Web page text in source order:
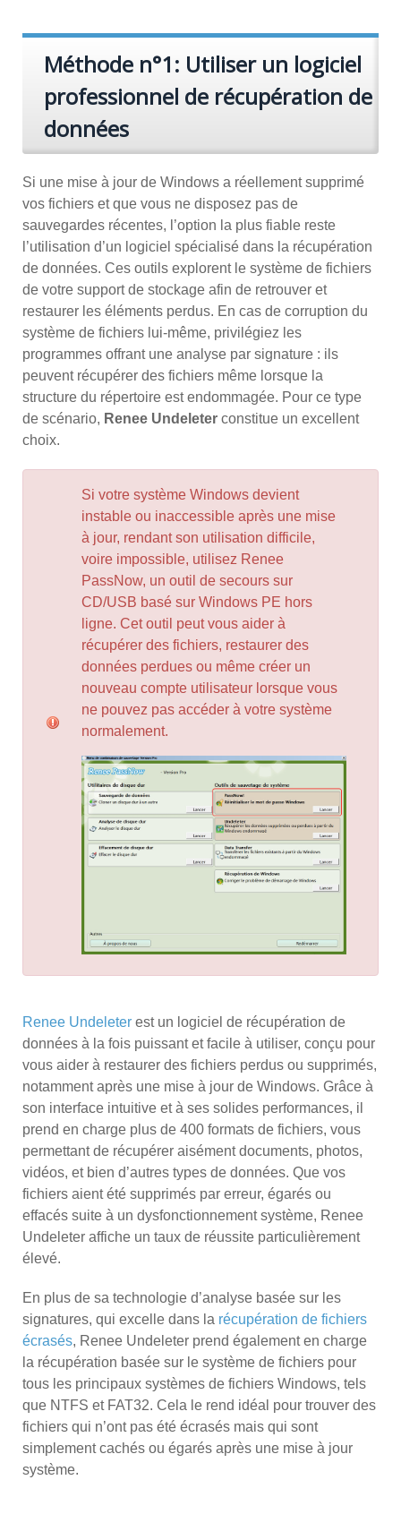
Méthode n°1: Utiliser un logiciel
professionnel de récupération de
données
Si une mise à jour de Windows a réellement supprimé
vos fichiers et que vous ne disposez pas de
sauvegardes récentes, l’option la plus fiable reste
l’utilisation d’un logiciel spécialisé dans la récupération
de données. Ces outils explorent le système de fichiers
de votre support de stockage afin de retrouver et
restaurer les éléments perdus. En cas de corruption du
système de fichiers lui-même, privilégiez les
programmes offrant une analyse par signature : ils
peuvent récupérer des fichiers même lorsque la
structure du répertoire est endommagée. Pour ce type
de scénario, Renee Undeleter constitue un excellent
choix.
Si votre système Windows devient
instable ou inaccessible après une mise
à jour, rendant son utilisation difficile,
voire impossible, utilisez Renee
PassNow, un outil de secours sur
CD/USB basé sur Windows PE hors
ligne. Cet outil peut vous aider à
récupérer des fichiers, restaurer des
données perdues ou même créer un
nouveau compte utilisateur lorsque vous
ne pouvez pas accéder à votre système
normalement.
Renee Undeleter est un logiciel de récupération de
données à la fois puissant et facile à utiliser, conçu pour
vous aider à restaurer des fichiers perdus ou supprimés,
notamment après une mise à jour de Windows. Grâce à
son interface intuitive et à ses solides performances, il
prend en charge plus de 400 formats de fichiers, vous
permettant de récupérer aisément documents, photos,
vidéos, et bien d’autres types de données. Que vos
fichiers aient été supprimés par erreur, égarés ou
effacés suite à un dysfonctionnement système, Renee
Undeleter affiche un taux de réussite particulièrement
élevé.
En plus de sa technologie d’analyse basée sur les
signatures, qui excelle dans la récupération de fichiers
écrasés, Renee Undeleter prend également en charge
la récupération basée sur le système de fichiers pour
tous les principaux systèmes de fichiers Windows, tels
que NTFS et FAT32. Cela le rend idéal pour trouver des
fichiers qui n’ont pas été écrasés mais qui sont
simplement cachés ou égarés après une mise à jour
système.